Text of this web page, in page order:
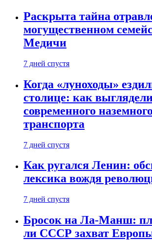
Раскрыта тайна
могущественном
Медичи
7 дней спустя
Когда «луноходы»
столице: как
современного наземного
транспорта
7 дней спустя
Как ругался Ленин:
лексика вождя
7 дней спустя
Бросок на Ла-Манш:
ли СССР захват